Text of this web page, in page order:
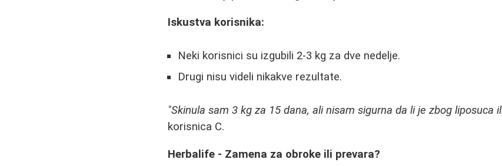
Iskustva korisnika:
Neki korisnici su izgubili 2-3 kg za dve nedelje.
Drugi nisu videli nikakve rezultate.
"Skinula sam 3 kg za 15 dana, ali nisam sigurna da li je zbog liposuca
korisnica C.
Herbalife - Zamena za obroke ili prevara?